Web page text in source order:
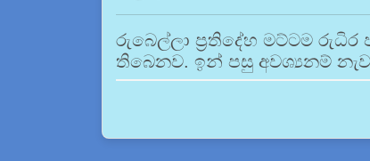
රුබෙල්ලා ප්‍රතිදේහ මට්ටම
තිබෙනව. ඉන් පසු අවශ්‍යනම්